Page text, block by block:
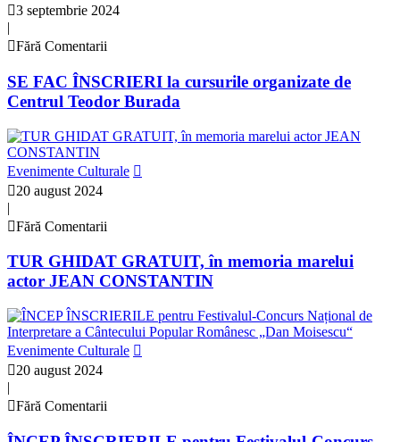
3 septembrie 2024
|
Fără Comentarii
SE FAC ÎNSCRIERI la cursurile organizate de
Centrul Teodor Burada
Evenimente Culturale
20 august 2024
|
Fără Comentarii
TUR GHIDAT GRATUIT, în memoria marelui
actor JEAN CONSTANTIN
Evenimente Culturale
20 august 2024
|
Fără Comentarii